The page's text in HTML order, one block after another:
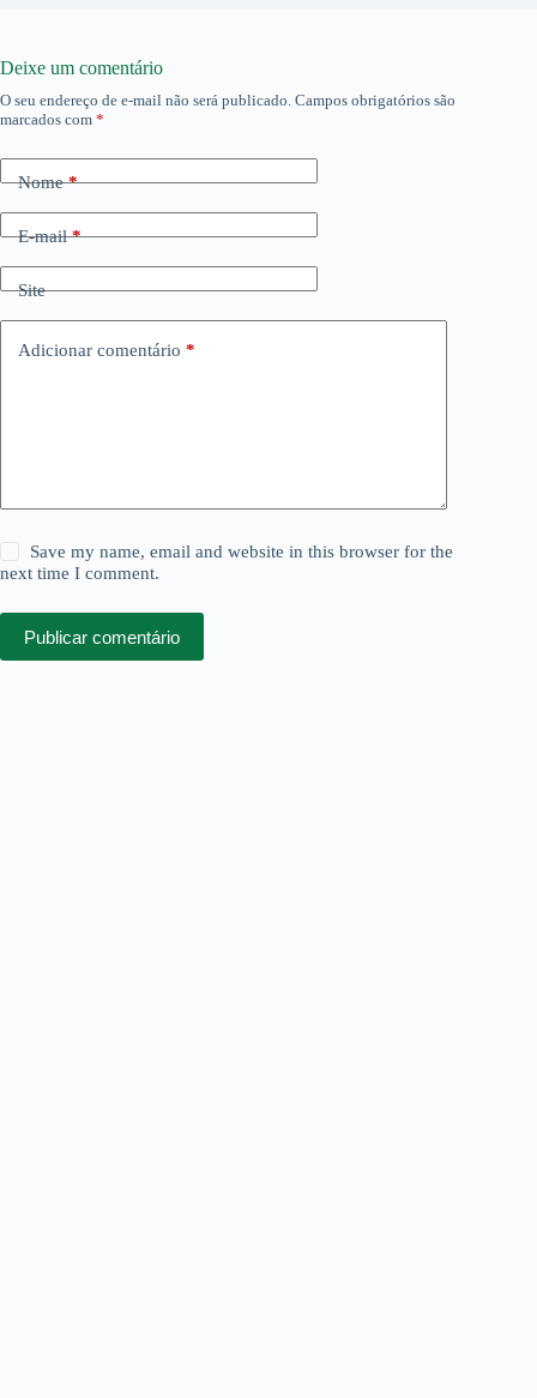
Deixe um comentário
O seu endereço de e-mail não será publicado. Campos obrigatórios são
marcados com *
Nome*
E-mail*
Site
Adicionar comentário *
Save my name, email and website in this browser for the
next time I comment.
Publicar comentário